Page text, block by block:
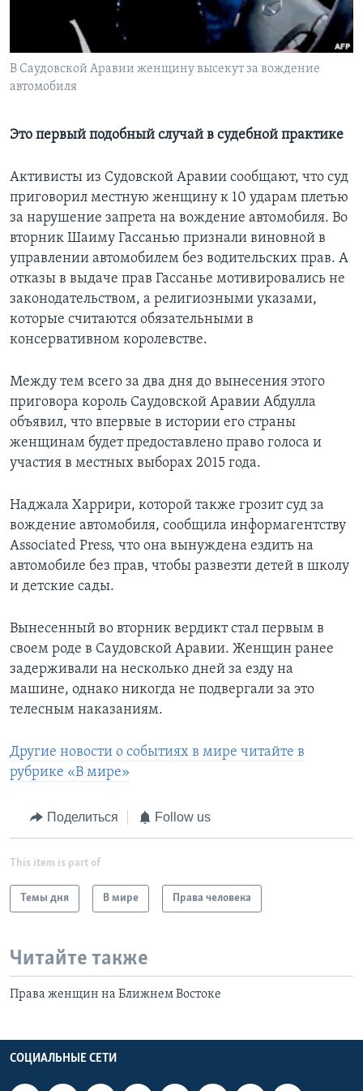
Learning English
СОЦИАЛЬНЫЕ СЕТИ
В Саудовской Аравии женщину высекут за вождение
автомобиля
Это первый подобный случай в судебной практике
Активисты из Судовской Аравии сообщают, что суд
приговорил местную женщину к 10 ударам плетью
за нарушение запрета на вождение автомобиля. Во
вторник Шаиму Гассанью признали виновной в
управлении автомобилем без водительских прав. А
отказы в выдаче прав Гассанье мотивировались не
законодательством, а религиозными указами,
которые считаются обязательными в
консервативном королевстве.
Между тем всего за два дня до вынесения этого
приговора король Саудовской Аравии Абдулла
объявил, что впервые в истории его страны
женщинам будет предоставлено право голоса и
участия в местных выборах 2015 года.
Наджала Харрири, которой также грозит суд за
вождение автомобиля, сообщила информагентству
Associated Press, что она вынуждена ездить на
автомобиле без прав, чтобы развезти детей в школу
и детские сады.
Вынесенный во вторник вердикт стал первым в
своем роде в Саудовской Аравии. Женщин ранее
задерживали на несколько дней за езду на
машине, однако никогда не подвергали за это
телесным наказаниям.
Другие новости о событиях в мире читайте в
рубрике «В мире»
Поделиться Follow us
This item is part of
Темы дня В мире Права человека
Читайте также
Права женщин на Ближнем Востоке
СОЦИАЛЬНЫЕ СЕТИ